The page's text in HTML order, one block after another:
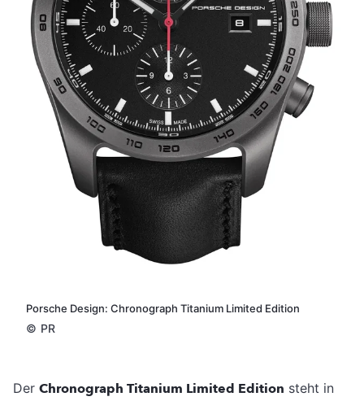
Porsche Design: Chronograph Titanium Limited Edition
© PR
Der Chronograph Titanium Limited Edition steht in